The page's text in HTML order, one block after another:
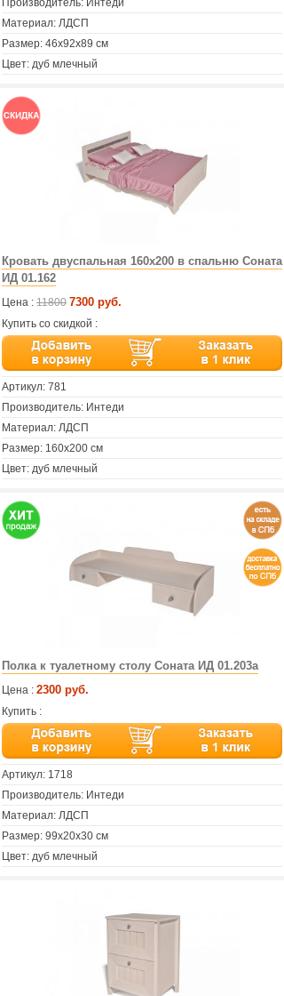
Производитель: Интеди
Материал: ЛДСП
Размер: 46х92х89 см
Цвет: дуб млечный
Кровать двуспальная 160х200 в спальню Соната
ИД 01.162
Цена : 11800 7300 руб.
Купить со скидкой :
Артикул: 781
Производитель: Интеди
Материал: ЛДСП
Размер: 160х200 см
Цвет: дуб млечный
Полка к туалетному столу Соната ИД 01.203а
Цена : 2300 руб.
Купить :
Артикул: 1718
Производитель: Интеди
Материал: ЛДСП
Размер: 99х20х30 см
Цвет: дуб млечный